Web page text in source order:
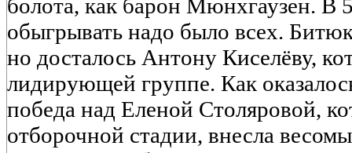
болота, как барон Мюнхгаузен. В
обыгрывать надо было всех.
но досталось Антону Киселёву,
лидирующей группе. Как
победа над Еленой Столяровой,
отборочной стадии, внесла